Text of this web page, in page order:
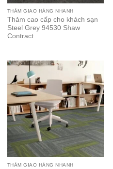
THẢM GIAO HÀNG NHANH
Thảm cao cấp cho khách sạn
Steel Grey 94530 Shaw
Contract
THẢM GIAO HÀNG NHANH